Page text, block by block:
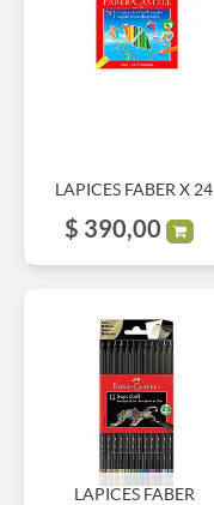
LAPICES FABER X 24
$ 390,00
LAPICES FABER